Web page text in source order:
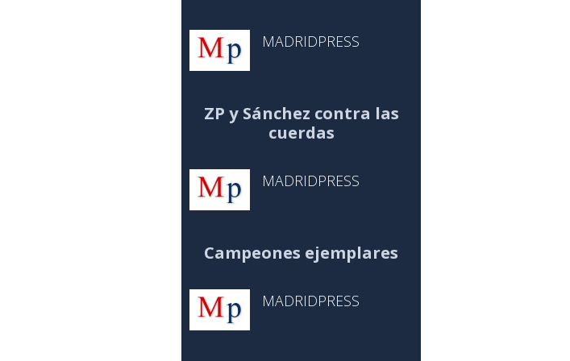
MADRIDPRESS
ZP y Sánchez contra las
cuerdas
MADRIDPRESS
Campeones ejemplares
MADRIDPRESS